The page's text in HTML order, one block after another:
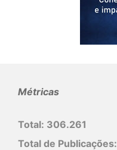
Métricas
Total: 306.261
Total de Publicações: